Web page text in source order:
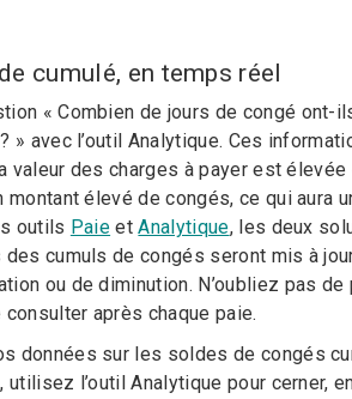
cumulé, en temps réel
« Combien de jours de congé
avec l’outil Analytique. Ces
des charges à payer est élevée
montant élevé de congés, ce qui aura
outils Paie etAnalytique, les deux
cumuls de congés seront mis à
ou de diminution. N’oubliez pas
après chaque paie.
données sur les soldes de congés
l’outil Analytique pour cerner,